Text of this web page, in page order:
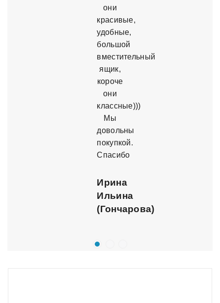
они
красивые,
удобные,
большой
вместительный
ящик,
короче
они
классные)))
Мы
довольны
покупкой.
Спасибо
Ирина
Ильина
(Гончарова)